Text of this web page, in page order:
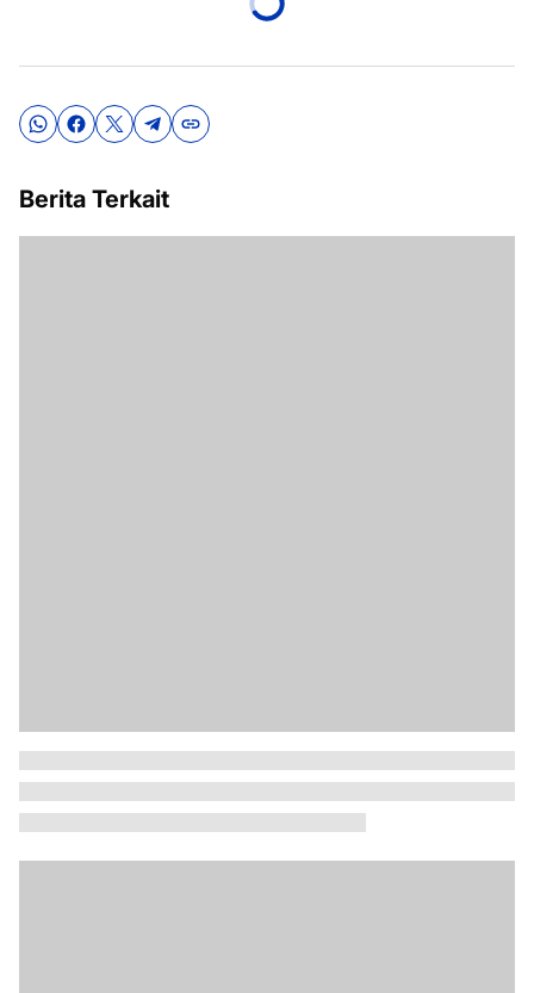
Berita Terkait